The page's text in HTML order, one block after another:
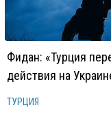
Фидан: «Турция
действия на
ТУРЦИЯ